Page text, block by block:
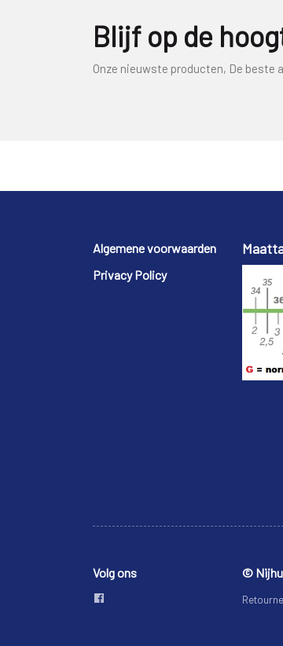
Blijf op de
Onze nieuwste producten, De beste
Footer
Algemene voorwaarden
Privacy Policy
Volg ons ©